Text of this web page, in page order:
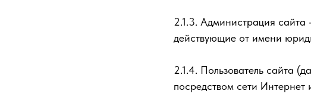
2.1.3. Администрация
действующие от имени
2.1.4. Пользователь сайта
посредством сети